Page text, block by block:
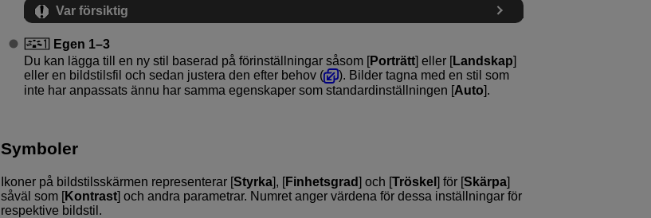
Var försiktig
Egen 1–3
Du kan lägga till en ny stil baserad på förinställningar såsom [Porträtt] eller [Landskap]
eller en bildstilsfil och sedan justera den efter behov (
). Bilder tagna med en stil som
inte har anpassats ännu har samma egenskaper som standardinställningen [Auto].
Symboler
Ikoner på bildstilsskärmen representerar [Styrka], [Finhetsgrad] och [Tröskel ] för [Skärpa]
såväl som [Kontrast] och andra parametrar. Numret anger värdena för dessa inställningar för
respektive bildstil.